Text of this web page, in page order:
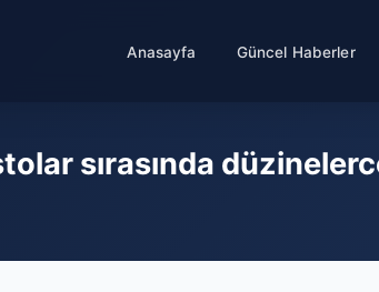
Anasayfa Güncel Haberler
sırasında